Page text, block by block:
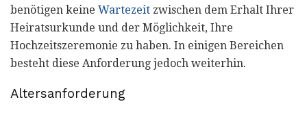
benötigen keine Wartezeit zwischen dem Erhalt Ihrer
Heiratsurkunde und der Möglichkeit, Ihre
Hochzeitszeremonie zu haben. In einigen Bereichen
besteht diese Anforderung jedoch weiterhin.
Altersanforderung